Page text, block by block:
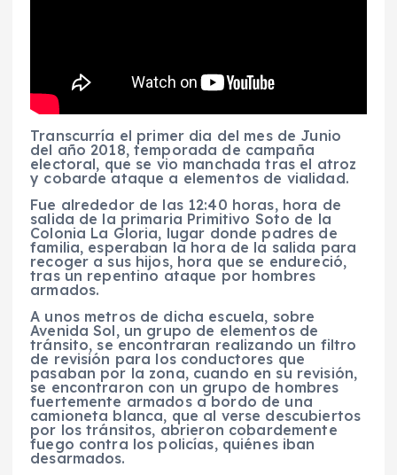
Transcurría el primer dia del mes de Junio
del año 2018, temporada de campaña
electoral, que se vio manchada tras el atroz
y cobarde ataque a elementos de vialidad.
Fue alrededor de las 12:40 horas, hora de
salida de la primaria Primitivo Soto de la
Colonia La Gloria, lugar donde padres de
familia, esperaban la hora de la salida para
recoger a sus hijos, hora que se endureció,
tras un repentino ataque por hombres
armados.
A unos metros de dicha escuela, sobre
Avenida Sol, un grupo de elementos de
tránsito, se encontraran realizando un filtro
de revisión para los conductores que
pasaban por la zona, cuando en su revisión,
se encontraron con un grupo de hombres
fuertemente armados a bordo de una
camioneta blanca, que al verse descubiertos
por los tránsitos, abrieron cobardemente
fuego contra los policías, quiénes iban
desarmados.